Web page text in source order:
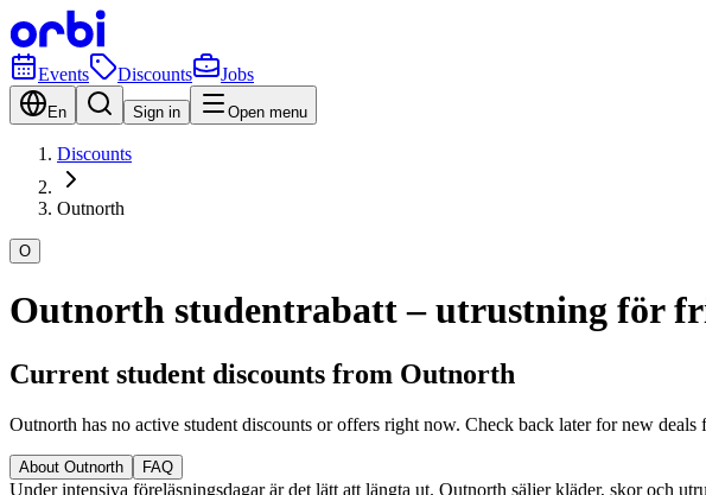
Events Discounts Jobs
En Sign in Open menu
Discounts
Outnorth
O
Outnorth studentrabatt – utrustning för
Current student discounts from Outnorth
Outnorth has no active student discounts or offers right now. Check back later for new deals
About Outnorth FAQ
Under intensiva föreläsningsdagar är det lätt att längta ut. Outnorth säljer kläder, skor och